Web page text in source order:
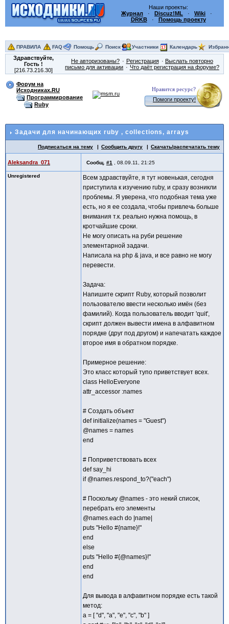
Наши проекты:
Журнал · Discuz!ML · Wiki ·
DRKB· Помощь проекту
ПРАВИЛА FAQ Помощь Поиск Участники Календарь
Здравствуйте,
Гость!
[216.73.216.30]
Не авторизованы? Регистрация
Выслать повторно
письмо для активации
Что даёт регистрация на форуме?
Форум на
Исходниках.RU
Программирование
Ruby
Нравится ресурс?
Помоги проекту!
Задачи для начинающих ruby , collections, arrays
Подписаться на тему Сообщить другу Скачать/распечатать тему
Aleksandra_071 Сообщ. #1 08.09.11, 21:25
Unregistered
Всем здравствуйте, я тут новенькая, сегодня
приступила к изучению ruby, и сразу возникли
проблемы. Я уверена, что подобная тема уже
есть, но я ее создала, чтобы привлечь больше
внимания т.к. реально нужна помощь, в
кротчайшие сроки.
Не могу описать на руби решение
элементарной задачи.
Написала на php & java, и все равно не могу
перевести.
Задача:
Напишите скрипт Ruby, который позволит
пользователю ввести несколько имён (без
фамилий). Когда пользователь вводит 'quit',
скрипт должен вывести имена в алфавитном
порядке (друг под другом) и напечатать каждое
второе имя в обратном порядке.
Примерное решение:
Это класс который тупо приветствует всех.
class HelloEveryone
attr_accessor :names
# Создать объект
def initialize(names = "Guest")
@names = names
end
# Поприветствовать всех
def say_hi
if @names.respond_to?("each")
# Поскольку @names - это некий список,
перебрать его элементы
@names.each do |name|
puts "Hello #{name}!"
end
else
puts "Hello #{@names}!"
end
end
Для вывода в алфавитном порядке есть такой
метод:
a = [ "d", "a", "e", "c", "b" ]